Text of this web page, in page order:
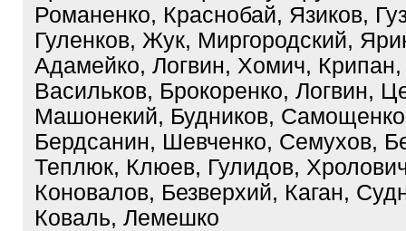
Романенко, Краснобай, Язиков,
Гуленков, Жук, Миргородский,
Адамейко, Логвин, Хомич,
Васильков, Брокоренко, Логвин,
Машонекий, Будников,
Бердсанин, Шевченко, Семухов,
Теплюк, Клюев, Гулидов,
Коновалов, Безверхий, Каган,
Коваль, Лемешко